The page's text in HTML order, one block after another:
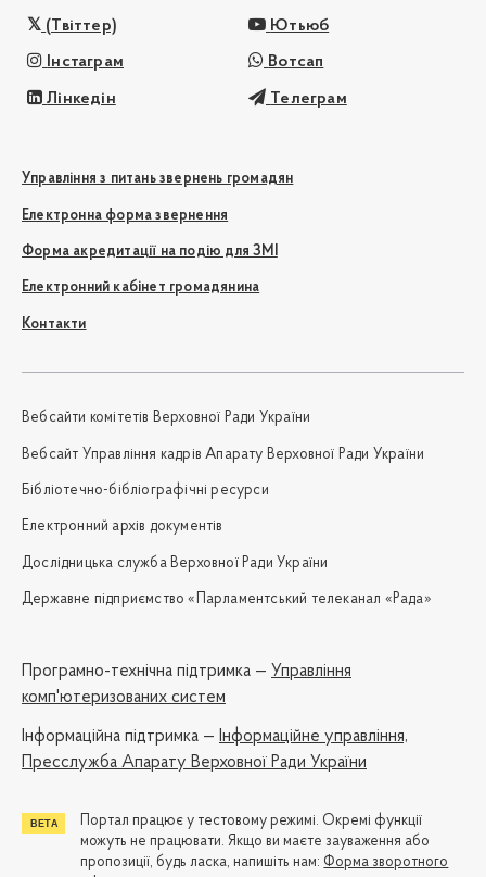
(Твіттер) Ютьюб
Інстаграм Вотсап
Лінкедін Телеграм
Управління з питань звернень громадян
Електронна форма звернення
Форма акредитації на подію для ЗМІ
Електронний кабінет громадянина
Контакти
Вебсайти комітетів Верховної Ради України
Вебсайт Управління кадрів Апарату Верховної Ради України
Бібліотечно-бібліографічні ресурси
Електронний архів документів
Дослідницька служба Верховної Ради України
Державне підприємство «Парламентський телеканал «Рада»
Програмно-технічна підтримка — Управління
комп'ютеризованих систем
Iнформаційна підтримка — Інформаційне управління,
Пресслужба Апарату Верховної Ради України
Портал працює у тестовому режимі. Окремі функції
можуть не працювати. Якщо ви маєте зауваження або
пропозиції, будь ласка, напишіть нам: Форма зворотного